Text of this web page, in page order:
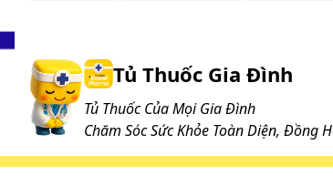
Làm gì khi dùng quá liều?
Quá liều
Hiện chưa thấy báo cáo về trường hợp
Cách xử trí
Tủ Thuốc Gia Đình
Tủ Thuốc Của Mọi Gia Đình
Chăm Sóc Sức Khỏe Toàn Diện, Đồng